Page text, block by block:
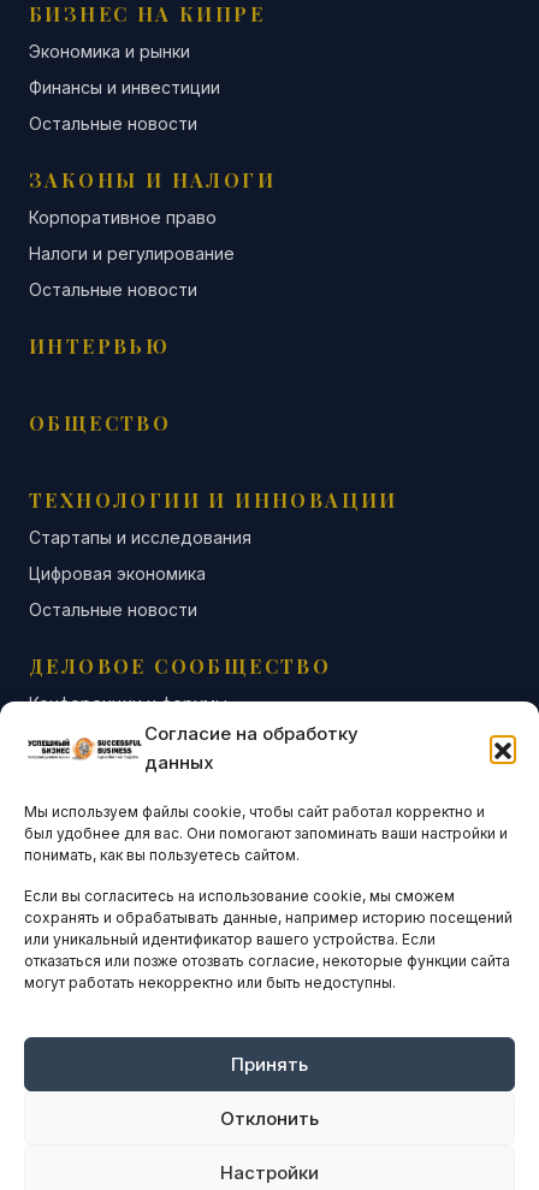
Согласие на обработку
данных
Мы используем файлы cookie, чтобы сайт работал корректно и
был удобнее для вас. Они помогают запоминать ваши настройки и
понимать, как вы пользуетесь сайтом.
Если вы согласитесь на использование cookie, мы сможем
сохранять и обрабатывать данные, например историю посещений
или уникальный идентификатор вашего устройства. Если
отказаться или позже отозвать согласие, некоторые функции сайта
могут работать некорректно или быть недоступны.
Принять
Отклонить
Настройки
БИЗНЕС НА КИПРЕ
Экономика и рынки
Финансы и инвестиции
Остальные новости
ЗАКОНЫ И НАЛОГИ
Корпоративное право
Налоги и регулирование
Остальные новости
ИНТЕРВЬЮ
ОБЩЕСТВО
ТЕХНОЛОГИИ И ИННОВАЦИИ
Стартапы и исследования
Цифровая экономика
Остальные новости
ДЕЛОВОЕ СООБЩЕСТВО
Конференции и форумы
Бизнес-клубы и ассоциации
Остальные новости
АНАЛИТИКА И СТАТИСТИКА
ARTICLES IN ENGLISH
НАВИГАЦИЯ
Оплата онлайн